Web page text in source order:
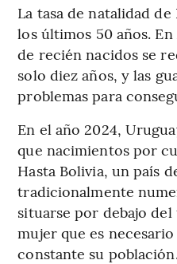
La tasa de natalidad de
los últimos 50 años.
de recién nacidos se
solo diez años, y las
problemas para
En el año 2024,
que nacimientos por
Hasta Bolivia, un país
tradicionalmente
situarse por debajo
mujer que es
constante su